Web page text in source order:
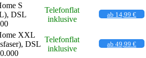
S
DSL
Telefonflat
inklusive
ab 14,99 €
XXL
DSL
Telefonflat
inklusive
ab 49,99 €